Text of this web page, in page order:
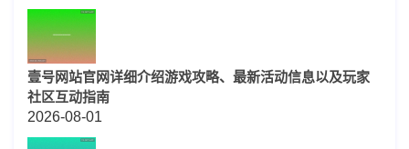
壹号网站官网详细介绍游戏攻略、最新活动信息以及玩家
社区互动指南
2026-08-01